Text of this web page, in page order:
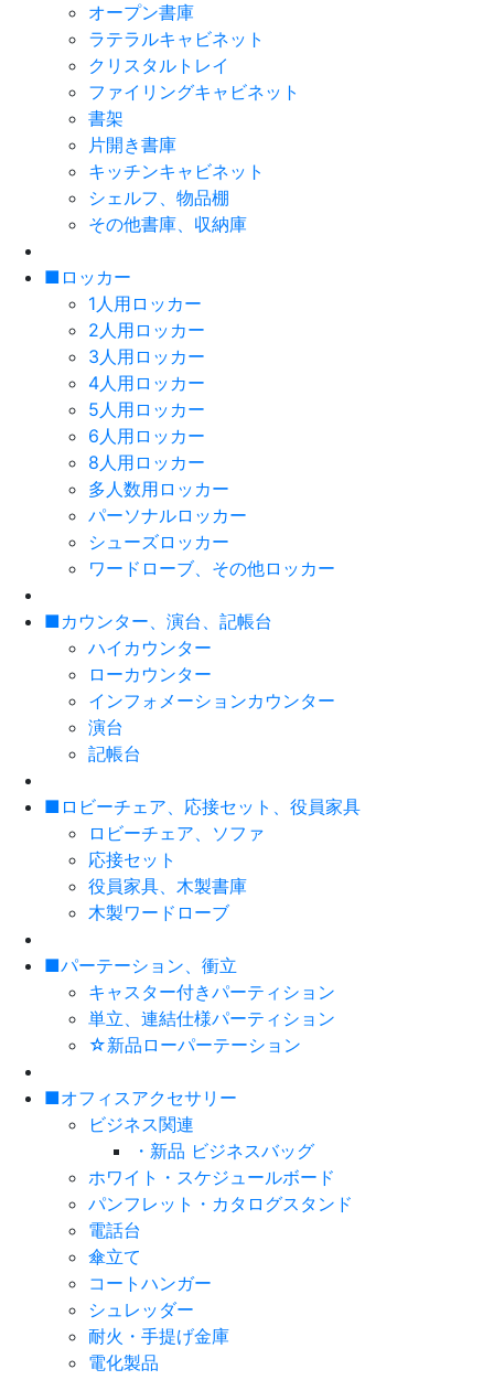
オープン書庫
ラテラルキャビネット
クリスタルトレイ
ファイリングキャビネット
書架
片開き書庫
キッチンキャビネット
シェルフ、物品棚
その他書庫、収納庫
■ロッカー
1人用ロッカー
2人用ロッカー
3人用ロッカー
4人用ロッカー
5人用ロッカー
6人用ロッカー
8人用ロッカー
多人数用ロッカー
パーソナルロッカー
シューズロッカー
ワードローブ、その他ロッカー
■カウンター、演台、記帳台
ハイカウンター
ローカウンター
インフォメーションカウンター
演台
記帳台
■ロビーチェア、応接セット、役員家具
ロビーチェア、ソファ
応接セット
役員家具、木製書庫
木製ワードローブ
■パーテーション、衝立
キャスター付きパーティション
単立、連結仕様パーティション
☆新品ローパーテーション
■オフィスアクセサリー
ビジネス関連
・新品 ビジネスバッグ
ホワイト・スケジュールボード
パンフレット・カタログスタンド
電話台
傘立て
コートハンガー
シュレッダー
耐火・手提げ金庫
電化製品